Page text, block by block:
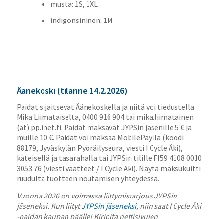
musta: 1S, 1XL
indigonsininen: 1M
Äänekoski (tilanne 14.2.2026)
Paidat sijaitsevat Äänekoskella ja niitä voi tiedustella
Mika Liimataiselta, 0400 916 904 tai mika.liimatainen
(ät) pp.inet.fi. Paidat maksavat JYPSin jäsenille 5 € ja
muille 10 €. Paidat voi maksaa MobilePaylla (koodi
88179, Jyväskylän Pyöräilyseura, viesti I Cycle Äki),
käteisellä ja tasarahalla tai JYPSin tilille FI59 4108 0010
3053 76 (viesti vaatteet / I Cycle Äki). Näytä maksukuitti
ruudulta tuotteen noutamisen yhteydessä.
Vuonna 2026 on voimassa liittymistarjous JYPSin
jäseneksi. Kun liitytJYPSin jäseneksi, niin saat I Cycle Äki
-paidan kaupan päälle! Kirjoita nettisivujen